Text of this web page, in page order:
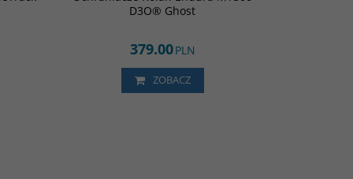
wielogodzinnej jazdy w terenie wyposażone w
D3O® Ghost
379.00PLN
ZOBACZ